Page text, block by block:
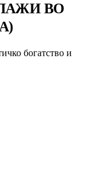
ВО
богатство и